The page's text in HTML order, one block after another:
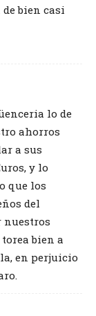
bien casi
lo de
ahorros
a sus
y lo
que los
del
nuestros
bien a
en perjuicio